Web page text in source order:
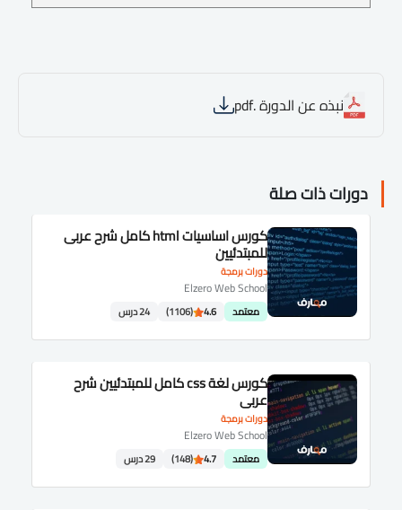
نبذه عن الدورة .pdf
دورات ذات صلة
دورات برمجة
كورس اساسيات html كامل شرح عربى
للمبتدئيين
Elzero Web School
معتمد 4.6
(1106) 24 درس
دورات برمجة
كورس لغة css كامل للمبتدئيين شرح
عربى
Elzero Web School
معتمد 4.7
(148) 29 درس